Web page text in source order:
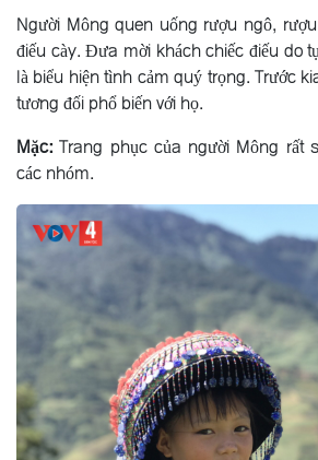
Người Mông quen uống rượu ngô,
điếu cày. Ðưa mời khách chiếc điếu do
là biểu hiện tình cảm quý trọng. Trước
tương đối phổ biến với họ.
Mặc: Trang phục của người Mông rất
các nhóm.